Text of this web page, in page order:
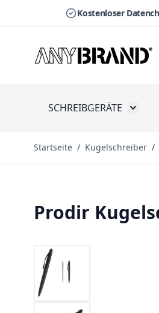
Kostenloser
SCHREIBGERÄTE
Startseite / Kugelschreiber /
Prodir